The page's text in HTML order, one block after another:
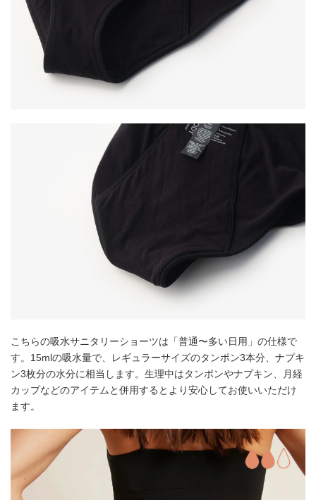
こちらの吸水サニタリーショーツは「普通〜多い日用」の仕様で
す。15mlの吸水量で、レギュラーサイズのタンポン3本分、ナプキ
ン3枚分の水分に相当します。生理中はタンポンやナプキン、月経
カップなどのアイテムと併用するとより安心してお使いいただけ
ます。